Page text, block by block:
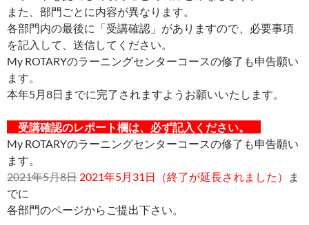
また、部門ごとに内容が異なります。
各部門内の最後に「受講確認」がありますので、必要事項
を記入して、送信してください。
My ROTARYのラーニングセンターコースの修了も申告願い
ます。
本年5月8日までに完了されますようお願いいたします。
受講確認のレポート欄は、必ず記入ください。
My ROTARYのラーニングセンターコースの修了も申告願い
ます。
2021年5月8日 2021年5月31日（終了が延長されました）
ま
でに
各部門のページからご提出下さい。